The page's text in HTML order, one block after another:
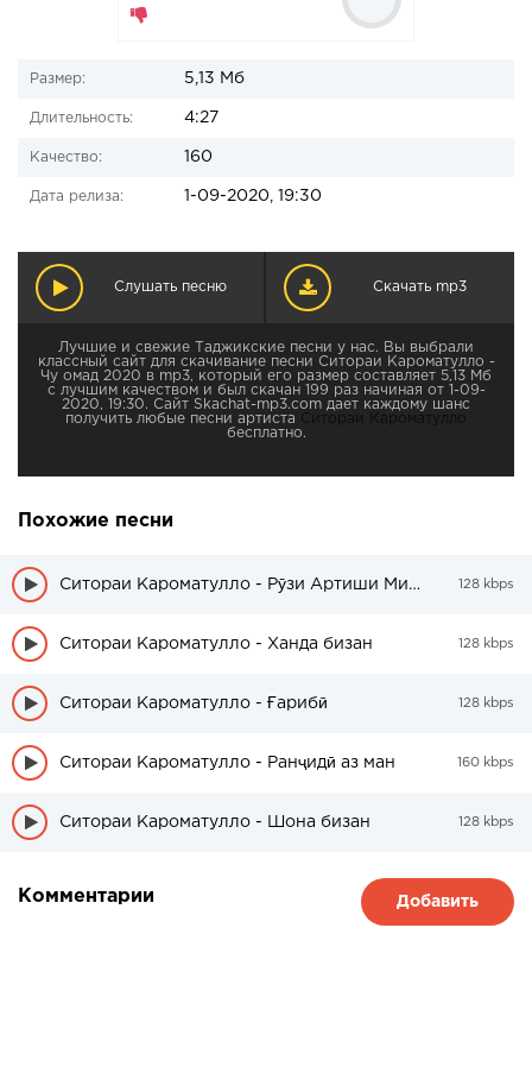
Размер: 5,13 Мб
Длительность: 4:27
Качество: 160
Дата релиза: 1-09-2020, 19:30
Слушать песню Скачать mp3
Лучшие и свежие Таджикские песни у нас. Вы выбрали
классный сайт для скачивание песни Ситораи Кароматулло -
Чу омад 2020 в mp3, который его размер составляет 5,13 Мб
с лучшим качеством и был скачан 199 раз начиная от 1-09-
2020, 19:30. Сайт Skachat-mp3.com дает каждому шанс
получить любые песни артиста
Ситораи Кароматулло
бесплатно.
Похожие песни
Ситораи Кароматулло - Рӯзи Артиши Миллӣ 128 kbps
Ситораи Кароматулло - Ханда бизан 128 kbps
Ситораи Кароматулло - Ғарибӣ 128 kbps
Ситораи Кароматулло - Ранҷидӣ аз ман 160 kbps
Ситораи Кароматулло - Шона бизан 128 kbps
Комментарии Добавить